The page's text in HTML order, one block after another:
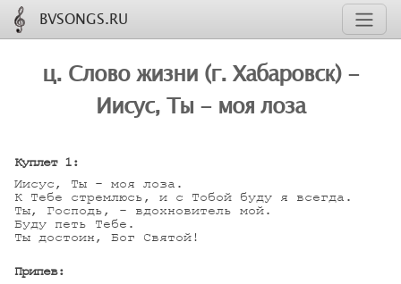
BVSONGS.RU
ц. Слово жизни (г. Хабаровск) -
Иисус, Ты - моя лоза
Куплет 1:
Иисус, Ты - моя лоза.
К Тебе стремлюсь, и с Тобой буду я всегда.
Ты, Господь, - вдохновитель мой.
Буду петь Тебе.
Ты достоин, Бог Святой!
Припев: